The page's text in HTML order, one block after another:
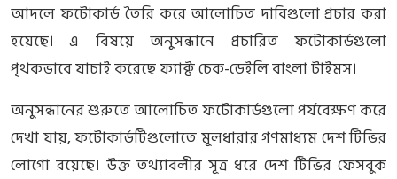
আদলে ফটোকার্ড তৈরি করে আলোচিত দাবিগুলো প্রচার করা
হয়েছে। এ বিষয়ে অনুসন্ধানে প্রচারিত ফটোকার্ডগুলো
পৃথকভাবে যাচাই করেছে ফ্যাক্ট চেক-ডেইলি বাংলা টাইমস।
অনুসন্ধানের শুরুতে আলোচিত ফটোকার্ডগুলো পর্যবেক্ষণ করে
দেখা যায়, ফটোকার্ডটিগুলোতে মূলধারার গণমাধ্যম দেশ টিভির
লোগো রয়েছে। উক্ত তথ্যাবলীর সূত্র ধরে দেশ টিভির ফেসবুক